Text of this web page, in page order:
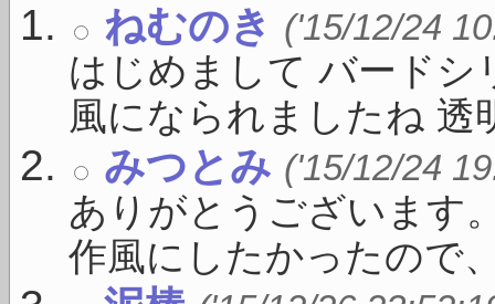
ねむのき ('15/12/24
はじめまして バードシ
風になられましたね 透
みつとみ ('15/12/24
ありがとうございます
作風にしたかったので